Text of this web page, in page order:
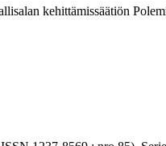
kehittämissäätiön